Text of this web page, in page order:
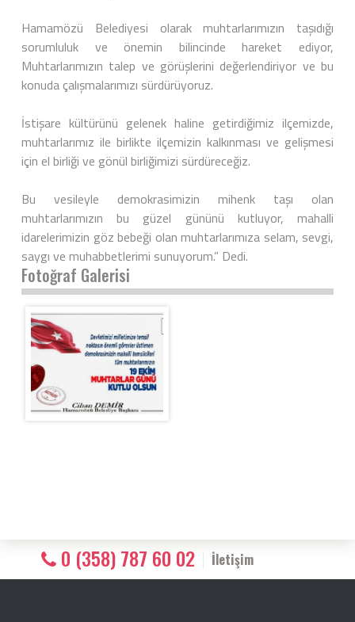
Hamamözü Belediyesi olarak muhtarlarımızın taşıdığı
sorumluluk ve önemin bilincinde hareket ediyor,
Muhtarlarımızın talep ve görüşlerini değerlendiriyor ve bu
konuda çalışmalarımızı sürdürüyoruz.
İstişare kültürünü gelenek haline getirdiğimiz ilçemizde,
muhtarlarımız ile birlikte ilçemizin kalkınması ve gelişmesi
için el birliği ve gönül birliğimizi sürdüreceğiz.
Bu vesileyle demokrasimizin mihenk taşı olan
muhtarlarımızın bu güzel gününü kutluyor, mahalli
idarelerimizin göz bebeği olan muhtarlarımıza selam, sevgi,
saygı ve muhabbetlerimi sunuyorum.” Dedi.
Fotoğraf Galerisi
0 (358) 787 60 02 İletişim